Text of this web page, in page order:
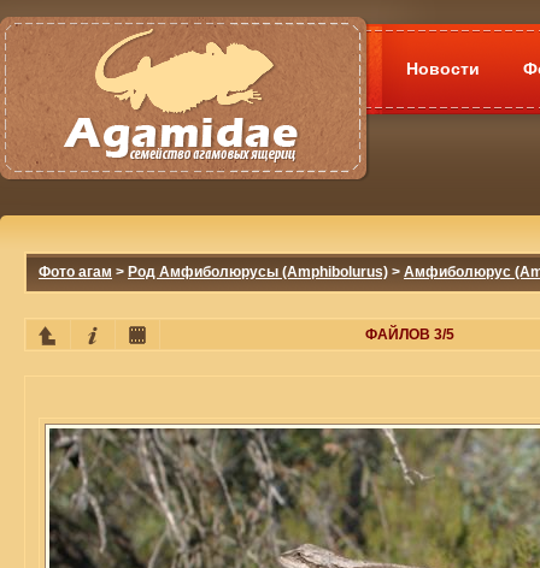
Новости
Фото агам > Род Амфиболюрусы (Amphibolurus) > Амфиболюрус
ФАЙЛОВ 3/5